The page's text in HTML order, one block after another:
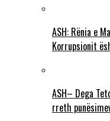
ASH: Rënia e
Korrupsionit
ASH– Dega
rreth